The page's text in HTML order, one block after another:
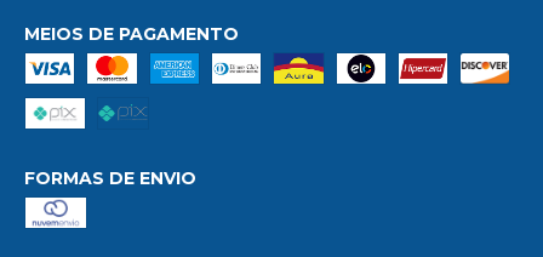
MEIOS DE PAGAMENTO
FORMAS DE ENVIO